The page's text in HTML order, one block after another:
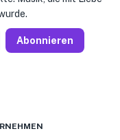
Abonnieren